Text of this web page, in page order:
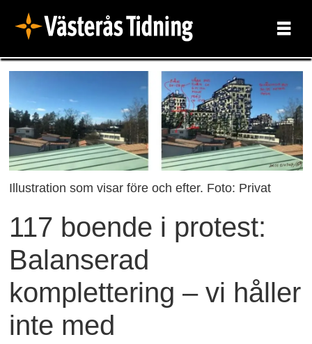
Illustration som visar före och efter. Foto: Privat
117 boende i protest:
Balanserad
komplettering – vi håller
inte med